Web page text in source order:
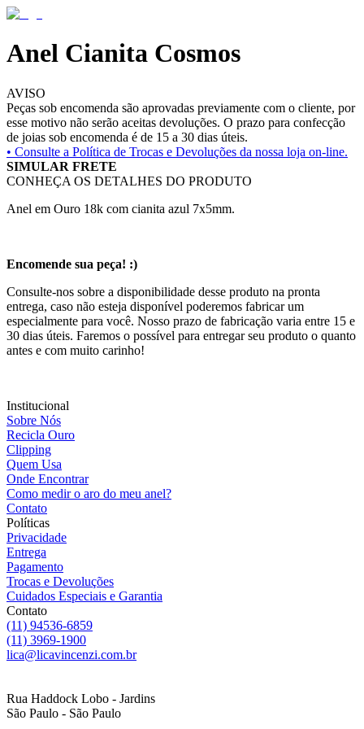
Anel Cianita Cosmos
AVISO
Peças sob encomenda são aprovadas previamente com o cliente, por
esse motivo não serão aceitas devoluções. O prazo para confecção
de joias sob encomenda é de 15 a 30 dias úteis.
• Consulte a Política de Trocas e Devoluções da nossa loja on-line.
SIMULAR FRETE
CONHEÇA OS DETALHES DO PRODUTO
Anel em Ouro 18k com cianita azul 7x5mm.
Encomende sua peça! :)
Consulte-nos sobre a disponibilidade desse produto na pronta
entrega, caso não esteja disponível poderemos fabricar um
especialmente para você. Nosso prazo de fabricação varia entre 15 e
30 dias úteis. Faremos o possível para entregar seu produto o quanto
antes e com muito carinho!
Institucional
Sobre Nós
Recicla Ouro
Clipping
Quem Usa
Onde Encontrar
Como medir o aro do meu anel?
Contato
Políticas
Privacidade
Entrega
Pagamento
Trocas e Devoluções
Cuidados Especiais e Garantia
Contato
(11) 94536-6859
(11) 3969-1900
lica@licavincenzi.com.br
Rua Haddock Lobo - Jardins
São Paulo - São Paulo